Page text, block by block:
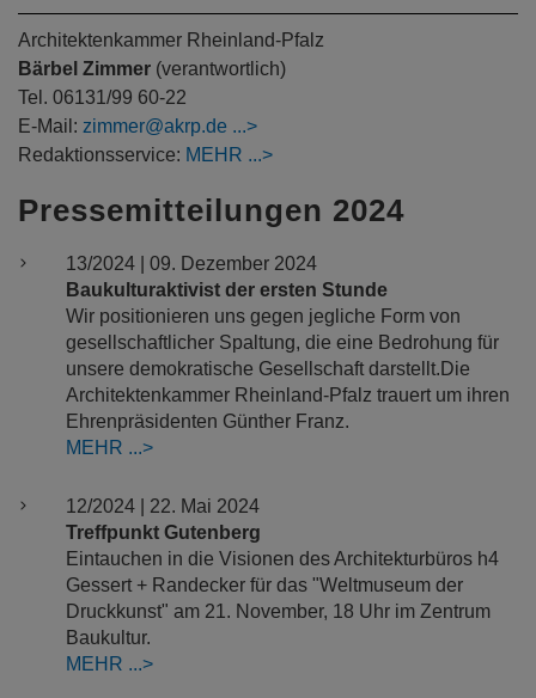
Architektenkammer Rheinland-Pfalz
Bärbel Zimmer (verantwortlich)
Tel. 06131/99 60-22
E-Mail: zimmer@akrp.de
Redaktionsservice: MEHR
Pressemitteilungen 2024
13/2024 | 09. Dezember 2024
Baukulturaktivist der ersten Stunde
Wir positionieren uns gegen jegliche Form von
gesellschaftlicher Spaltung, die eine Bedrohung für
unsere demokratische Gesellschaft darstellt.Die
Architektenkammer Rheinland-Pfalz trauert um ihren
Ehrenpräsidenten Günther Franz.
MEHR
12/2024 | 22. Mai 2024
Treffpunkt Gutenberg
Eintauchen in die Visionen des Architekturbüros h4
Gessert + Randecker für das "Weltmuseum der
Druckkunst" am 21. November, 18 Uhr im Zentrum
Baukultur.
MEHR